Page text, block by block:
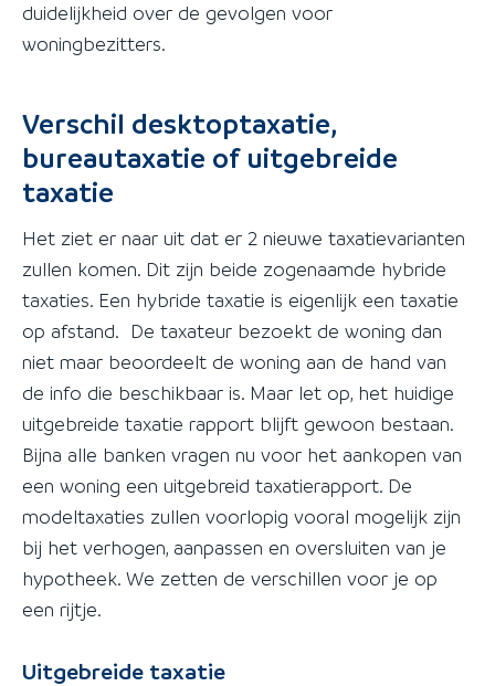
duidelijkheid over de gevolgen voor
woningbezitters.
Verschil desktoptaxatie,
bureautaxatie of uitgebreide
taxatie
Het ziet er naar uit dat er 2 nieuwe taxatievarianten
zullen komen. Dit zijn beide zogenaamde hybride
taxaties. Een hybride taxatie is eigenlijk een taxatie
op afstand. De taxateur bezoekt de woning dan
niet maar beoordeelt de woning aan de hand van
de info die beschikbaar is. Maar let op, het huidige
uitgebreide taxatie rapport blijft gewoon bestaan.
Bijna alle banken vragen nu voor het aankopen van
een woning een uitgebreid taxatierapport. De
modeltaxaties zullen voorlopig vooral mogelijk zijn
bij het verhogen, aanpassen en oversluiten van je
hypotheek. We zetten de verschillen voor je op
een rijtje.
Uitgebreide taxatie